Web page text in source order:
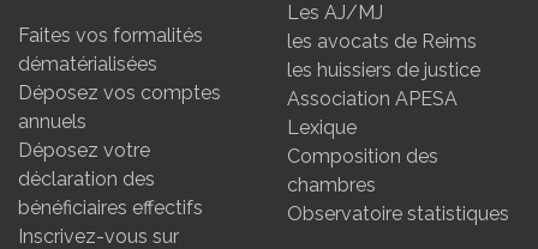
Faites vos formalités
dématérialisées
Déposez vos comptes
annuels
Déposez votre
déclaration des
bénéficiaires effectifs
Inscrivez-vous sur
Les AJ/MJ
les avocats de Reims
les huissiers de justice
Association APESA
Lexique
Composition des
chambres
Observatoire statistiques